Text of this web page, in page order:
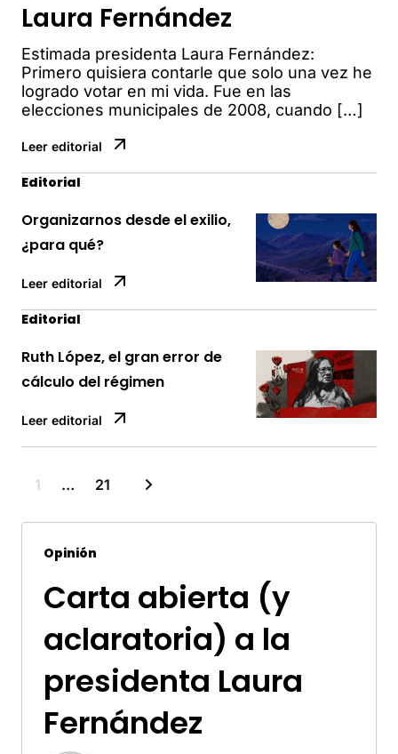
Laura Fernández
Estimada presidenta Laura Fernández:
Primero quisiera contarle que solo una vez he
logrado votar en mi vida. Fue en las
elecciones municipales de 2008, cuando […]
Leer editorial
Editorial
Organizarnos desde el exilio,
¿para qué?
Leer editorial
Editorial
Ruth López, el gran error de
cálculo del régimen
Leer editorial
1 … 21
Opinión
Carta abierta (y
aclaratoria) a la
presidenta Laura
Fernández